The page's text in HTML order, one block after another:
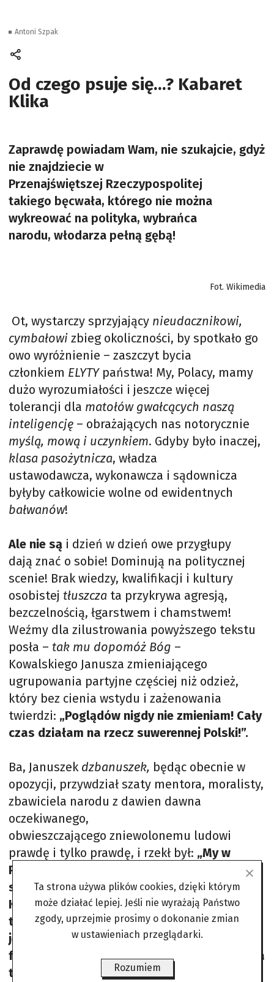
Od czego psuje się…? Kabaret
Klika
Zaprawdę powiadam Wam, nie szukajcie, gdyż
nie znajdziecie w
Przenajświętszej Rzeczypospolitej
takiego bęcwała, którego nie można
wykreować na polityka, wybrańca
narodu, włodarza pełną gębą!
Fot. Wikimedia
Ot, wystarczy sprzyjający nieudacznikowi,
cymbałowi zbieg okoliczności, by spotkało go
owo wyróżnienie – zaszczyt bycia
członkiem ELYTY państwa! My, Polacy, mamy
dużo wyrozumiałości i jeszcze więcej
tolerancji dla matołów gwałcących naszą
inteligencję – obrażających nas notorycznie
myślą, mową i uczynkiem. Gdyby było inaczej,
klasa pasożytnicza, władza
ustawodawcza, wykonawcza i sądownicza
byłyby całkowicie wolne od ewidentnych
bałwanów!
Ale nie są i dzień w dzień owe przygłupy
dają znać o sobie! Dominują na politycznej
scenie! Brak wiedzy, kwalifikacji i kultury
osobistej tłuszcza ta przykrywa agresją,
bezczelnością, łgarstwem i chamstwem!
Weźmy dla zilustrowania powyższego tekstu
posła – tak mu dopomóż Bóg –
Kowalskiego Janusza zmieniającego
ugrupowania partyjne częściej niż odzież,
który bez cienia wstydu i zażenowania
twierdzi: „Poglądów nigdy nie zmieniam! Cały
czas działam na rzecz suwerennej Polski!”.
Ba, Januszek dzbanuszek, będąc obecnie w
opozycji, przywdział szaty mentora, moralisty,
zbawiciela narodu z dawien dawna
oczekiwanego,
obwieszczającego zniewolonemu ludowi
prawdę i tylko prawdę, i rzekł był: „My w
Polsce mamy w tej chwili Białoruś! To już nie
są żarty! Są łamane prawa obywatelskie!
Ksiądz Michał Olszewski jest de facto
torturowany! Sześćdziesiąt godzin bez
jedzenia! Upokorzony na stacji Orlenu, kiedy
funkcjonariusze ABW kupują sobie hot dogi, a
ten ksiądz Olszewski jest przedmiotem
Antoni Szpak
Ta strona używa plików cookies, dzięki którym
może działać lepiej. Jeśli nie wyrażają Państwo
zgody, uprzejmie prosimy o dokonanie zmian
w ustawieniach przeglądarki.
Rozumiem